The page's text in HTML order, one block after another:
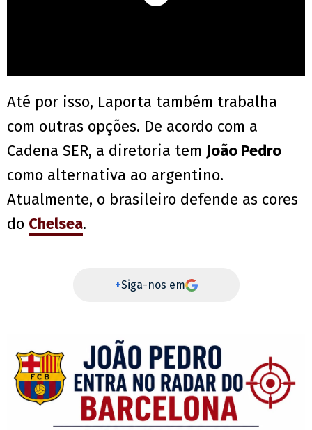
Até por isso, Laporta também trabalha
com outras opções. De acordo com a
Cadena SER, a diretoria tem João Pedro
como alternativa ao argentino.
Atualmente, o brasileiro defende as cores
do Chelsea.
+Siga-nos em